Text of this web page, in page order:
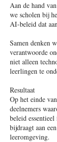
Aan de hand
we scholen bij
AI-beleid dat
Samen denken
verantwoorde
niet alleen
leerlingen te
Resultaat
Op het einde
deelnemers
beleid
bijdraagt aan
leeromgeving.